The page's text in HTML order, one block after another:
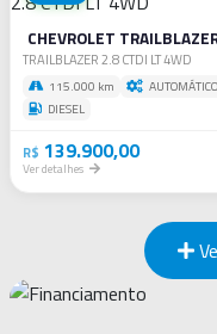
CHEVROLET
TRAILBLAZER 2.8 CTDI LT 4WD
115.000 km
AUTOMÁTICO
DIESEL
R$ 139.900,00
Ver detalhes